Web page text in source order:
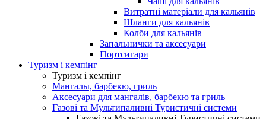
Витратні матеріали для кальянів
Шланги для кальянів
Колби для кальянів
Запальнички та аксесуари
Портсигари
Туризм і кемпінг
Туризм і кемпінг
Мангалы, барбекю, гриль
Аксесуари для мангалів, барбекю та гриль
Газові та Мультипаливні Туристичні системи